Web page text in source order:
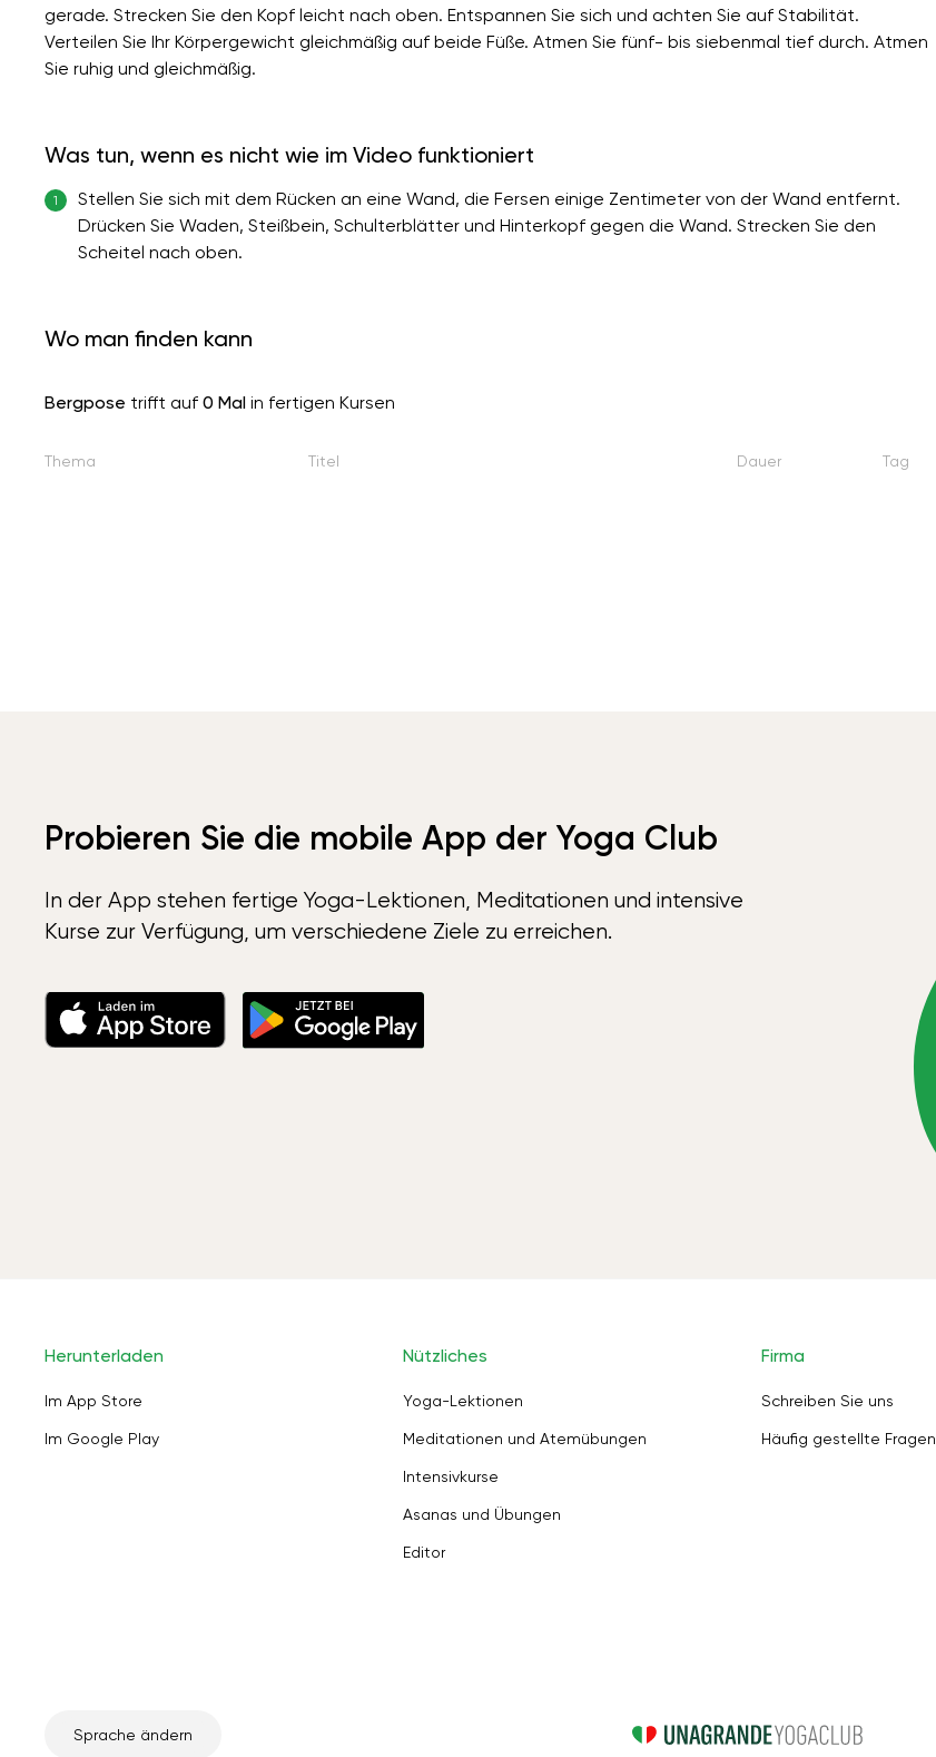
gerade. Strecken Sie den Kopf leicht nach oben. Entspannen Sie sich und achten Sie auf Stabilität.
Verteilen Sie Ihr Körpergewicht gleichmäßig auf beide Füße. Atmen Sie fünf- bis siebenmal tief durch. Atmen
Sie ruhig und gleichmäßig.
Was tun, wenn es nicht wie im Video funktioniert
1
Stellen Sie sich mit dem Rücken an eine Wand, die Fersen einige Zentimeter von der Wand entfernt.
Drücken Sie Waden, Steißbein, Schulterblätter und Hinterkopf gegen die Wand. Strecken Sie den
Scheitel nach oben.
Wo man finden kann
Bergpose trifft auf 0 Mal in fertigen Kursen
Thema Titel Dauer Tag
Probieren Sie die mobile App der Yoga Club
In der App stehen fertige Yoga-Lektionen, Meditationen und intensive
Kurse zur Verfügung, um verschiedene Ziele zu erreichen.
Herunterladen
Im App Store
Im Google Play
Nützliches
Yoga-Lektionen
Meditationen und Atemübungen
Intensivkurse
Asanas und Übungen
Editor
Firma
Schreiben Sie uns
Häufig gestellte Fragen
Sprache ändern